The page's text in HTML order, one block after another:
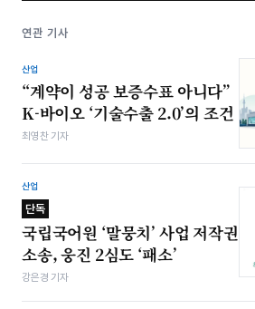
연관 기사
산업
“계약이 성공 보증수표 아니다”
K-바이오 ‘기술수출 2.0’의 조건
최영찬 기자
산업
단독
국립국어원 ‘말뭉치’ 사업 저작권
소송, 웅진 2심도 ‘패소’
강은경 기자